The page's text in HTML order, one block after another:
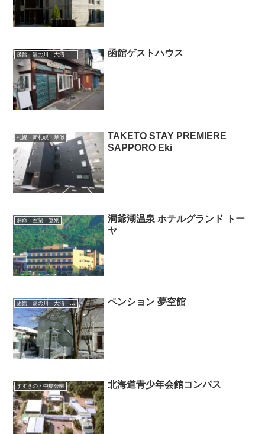
函館・湯の川・大沼・奥尻 函館ゲストハウス
札幌・新札幌・琴似
TAKETO STAY PREMIERE
SAPPORO Eki
洞爺・室蘭・登別
洞爺湖温泉 ホテルグランド トー
ヤ
函館・湯の川・大沼・奥尻 ペンション 夢空館
すすきの・中島公園 北海道青少年会館コンパス